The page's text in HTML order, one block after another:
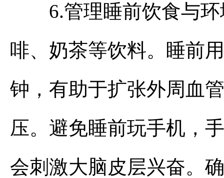
6.管理睡前饮食与环
啡、奶茶等饮料。睡前
钟，有助于扩张外周血
压。避免睡前玩手机，
会刺激大脑皮层兴奋。